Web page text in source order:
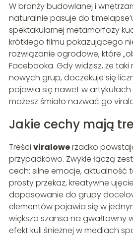
W branży budowlanej i
naturalnie pasuje do
spektakularnej metamorfozy
krótkiego filmu pokazującego
rozwiązanie ogrodowe, które
Facebooka. Gdy widzisz, że
nowych grup, doczekuje się
pojawia się nawet w
możesz śmiało nazwać go
Jakie cechy mają
Treści viralowerzadko
przypadkowo. Zwykle łączą
cech: silne emocje, aktualność
prosty przekaz, kreatywne
dopasowanie do grupy
elementów pojawia się w
większa szansa na gwałtowny
efekt kuli śnieżnej w mediach